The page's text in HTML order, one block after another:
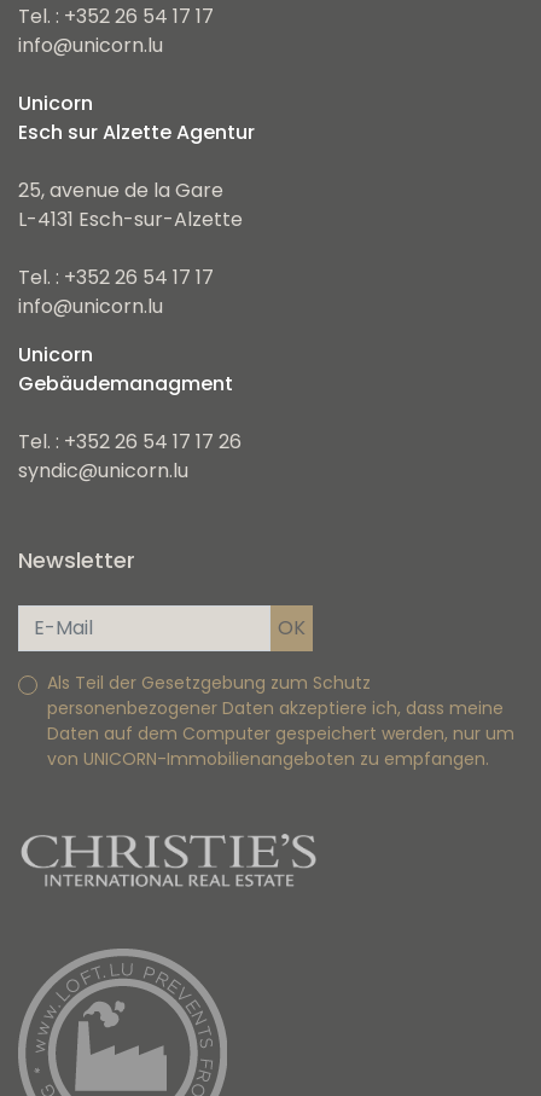
Tel. : +352 26 54 17 17
info@unicorn.lu
Unicorn
Esch sur Alzette Agentur
25, avenue de la Gare
L-4131 Esch-sur-Alzette
Tel. : +352 26 54 17 17
info@unicorn.lu
Unicorn
Gebäudemanagment
Tel. : +352 26 54 17 17 26
syndic@unicorn.lu
Newsletter
Als Teil der Gesetzgebung zum Schutz
personenbezogener Daten akzeptiere ich, dass meine
Daten auf dem Computer gespeichert werden, nur um
von UNICORN-Immobilienangeboten zu empfangen.